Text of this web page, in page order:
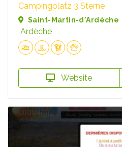
Campingplatz 3 Sterne
Saint-Martin-d'Ardèche
Ardèche
Website